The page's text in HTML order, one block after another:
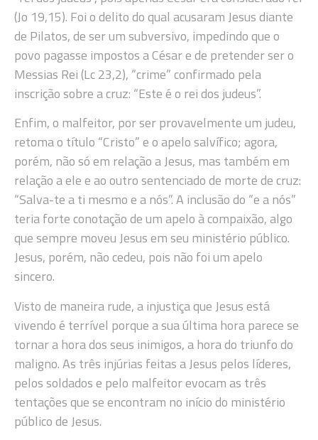
(Jo 19,15). Foi o delito do qual acusaram Jesus diante
de Pilatos, de ser um subversivo, impedindo que o
povo pagasse impostos a César e de pretender ser o
Messias Rei (Lc 23,2), “crime” confirmado pela
inscrição sobre a cruz: “Este é o rei dos judeus”.
Enfim, o malfeitor, por ser provavelmente um judeu,
retoma o título “Cristo” e o apelo salvífico; agora,
porém, não só em relação a Jesus, mas também em
relação a ele e ao outro sentenciado de morte de cruz:
“Salva-te a ti mesmo e a nós”. A inclusão do “e a nós”
teria forte conotação de um apelo à compaixão, algo
que sempre moveu Jesus em seu ministério público.
Jesus, porém, não cedeu, pois não foi um apelo
sincero.
Visto de maneira rude, a injustiça que Jesus está
vivendo é terrível porque a sua última hora parece se
tornar a hora dos seus inimigos, a hora do triunfo do
maligno. As três injúrias feitas a Jesus pelos líderes,
pelos soldados e pelo malfeitor evocam as três
tentações que se encontram no início do ministério
público de Jesus.